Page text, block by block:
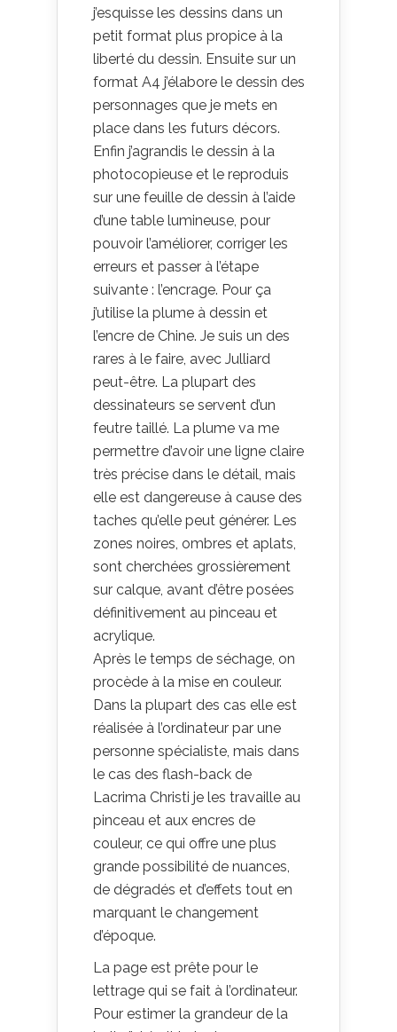
j’esquisse les dessins dans un
petit format plus propice à la
liberté du dessin. Ensuite sur un
format A4 j’élabore le dessin des
personnages que je mets en
place dans les futurs décors.
Enfin j’agrandis le dessin à la
photocopieuse et le reproduis
sur une feuille de dessin à l’aide
d’une table lumineuse, pour
pouvoir l’améliorer, corriger les
erreurs et passer à l’étape
suivante : l’encrage. Pour ça
j’utilise la plume à dessin et
l’encre de Chine. Je suis un des
rares à le faire, avec Julliard
peut-être. La plupart des
dessinateurs se servent d’un
feutre taillé. La plume va me
permettre d’avoir une ligne claire
très précise dans le détail, mais
elle est dangereuse à cause des
taches qu’elle peut générer. Les
zones noires, ombres et aplats,
sont cherchées grossièrement
sur calque, avant d’être posées
définitivement au pinceau et
acrylique.
Après le temps de séchage, on
procède à la mise en couleur.
Dans la plupart des cas elle est
réalisée à l’ordinateur par une
personne spécialiste, mais dans
le cas des flash-back de
Lacrima Christi je les travaille au
pinceau et aux encres de
couleur, ce qui offre une plus
grande possibilité de nuances,
de dégradés et d’effets tout en
marquant le changement
d’époque.
La page est prête pour le
lettrage qui se fait à l’ordinateur.
Pour estimer la grandeur de la